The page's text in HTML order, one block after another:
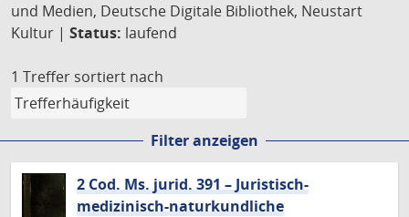
und Medien, Deutsche Digitale Bibliothek, Neustart
Kultur | Status: laufend
1 Treffer sortiert nach
Filter anzeigen
2 Cod. Ms. jurid. 391 – Juristisch-
medizinisch-naturkundliche